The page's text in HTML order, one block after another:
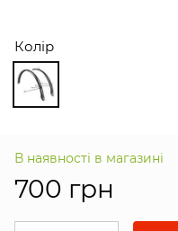
Колір
В наявності в магазині
700 грн